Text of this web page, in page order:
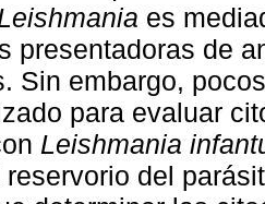
es
presentadoras de
Sin embargo,
para evaluar
Leishmania
reservorio del